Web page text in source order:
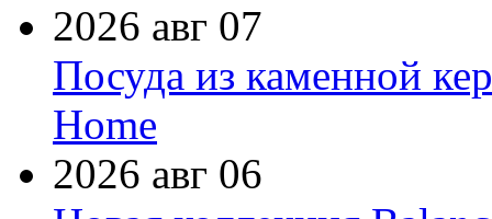
2026 авг 07
Посуда из каменной
Home
2026 авг 06